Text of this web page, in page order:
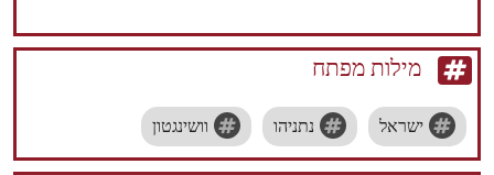
מילות מפתח
ישראל נתניהו וושינגטון